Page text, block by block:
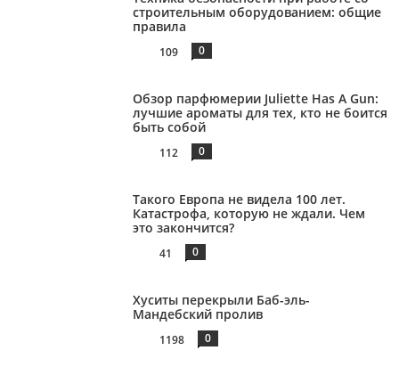
строительным оборудованием: общие
правила
109 0
Обзор парфюмерии Juliette Has A Gun:
лучшие ароматы для тех, кто не боится
быть собой
112 0
Такого Европа не видела 100 лет.
Катастрофа, которую не ждали. Чем
это закончится?
41 0
Хуситы перекрыли Баб-эль-
Мандебский пролив
1198 0